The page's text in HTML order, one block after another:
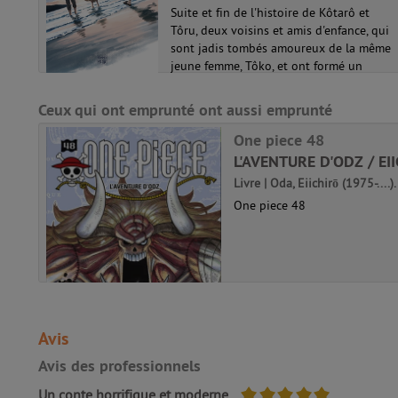
Suite et fin de l'histoire de Kôtarô et
Tôru, deux voisins et amis d'enfance, qui
sont jadis tombés amoureux de la même
jeune femme, Tôko, et ont formé un
disparition soudaine de Tôru. Désorma...
La règle de trois 02
Ceux qui ont emprunté ont aussi emprunté
One piece 48
L'AVENTURE D'ODZ /
Livre | Oda, Eiichirō (1975-
One piece 48
Avis
Avis des professionnels
Un conte horrifique et moderne 5/5